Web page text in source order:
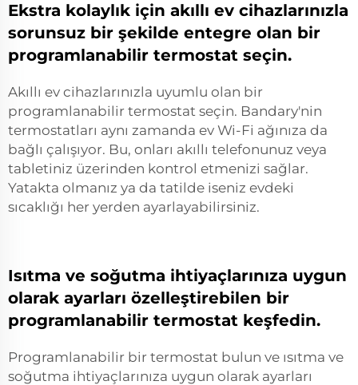
Ekstra kolaylık için akıllı ev cihazlarınızla
sorunsuz bir şekilde entegre olan bir
programlanabilir termostat seçin.
Akıllı ev cihazlarınızla uyumlu olan bir
programlanabilir termostat seçin. Bandary'nin
termostatları aynı zamanda ev Wi-Fi ağınıza da
bağlı çalışıyor. Bu, onları akıllı telefonunuz veya
tabletiniz üzerinden kontrol etmenizi sağlar.
Yatakta olmanız ya da tatilde iseniz evdeki
sıcaklığı her yerden ayarlayabilirsiniz.
Isıtma ve soğutma ihtiyaçlarınıza uygun
olarak ayarları özelleştirebilen bir
programlanabilir termostat keşfedin.
Programlanabilir bir termostat bulun ve ısıtma ve
soğutma ihtiyaçlarınıza uygun olarak ayarları